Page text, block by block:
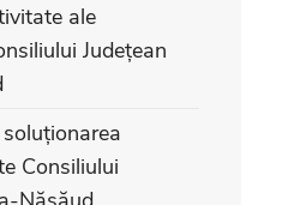
ale
Județean
Consiliului